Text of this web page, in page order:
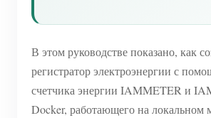
В этом руководстве показано, как
регистратор электроэнергии с
счетчика энергии IAMMETER и
Docker, работающего на локальном